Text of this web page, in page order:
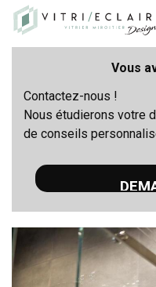
Vous
Contactez-nous !
Nous étudierons votre
de conseils